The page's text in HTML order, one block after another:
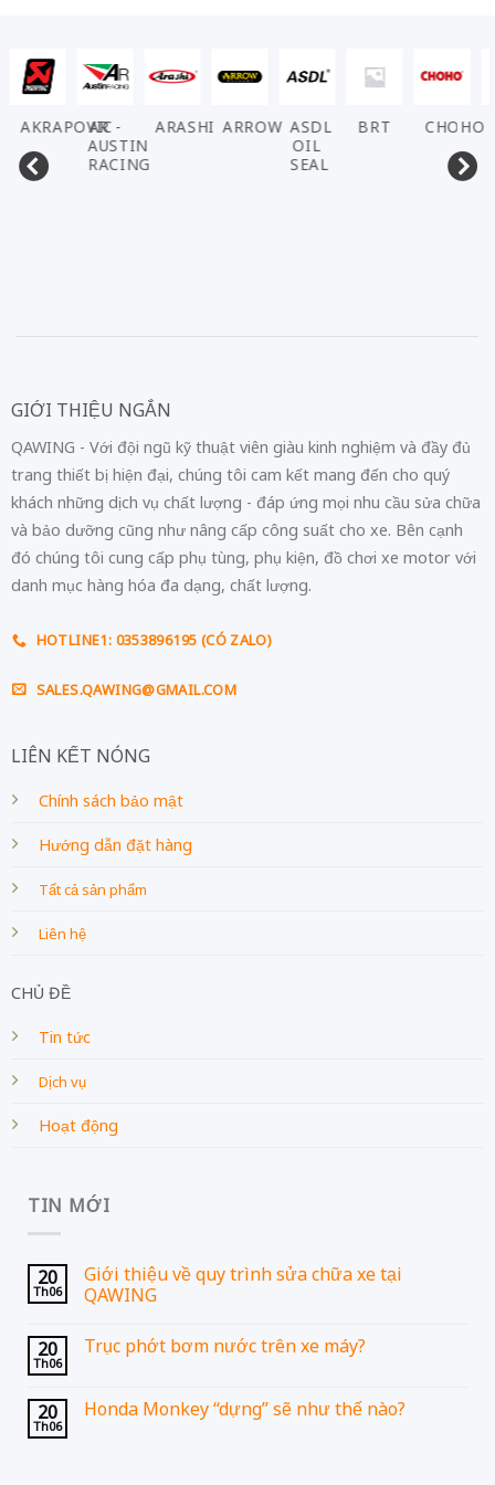
AKRAPOVIC
AR -
AUSTIN
RACING
ARASHI ARROW ASDL
OIL
SEAL
BRT CHOHO
GIỚI THIỆU NGẮN
QAWING - Với đội ngũ kỹ thuật viên giàu kinh nghiệm và đầy đủ
trang thiết bị hiện đại, chúng tôi cam kết mang đến cho quý
khách những dịch vụ chất lượng - đáp ứng mọi nhu cầu sửa chữa
và bảo dưỡng cũng như nâng cấp công suất cho xe. Bên cạnh
đó chúng tôi cung cấp phụ tùng, phụ kiện, đồ chơi xe motor với
danh mục hàng hóa đa dạng, chất lượng.
HOTLINE1: 0353896195 (CÓ ZALO)
SALES.QAWING@GMAIL.COM
LIÊN KẾT NÓNG
Chính sách bảo mật
Hướng dẫn đặt hàng
Tất cả sản phẩm
Liên hệ
CHỦ ĐỀ
Tin tức
Dịch vụ
Hoạt động
TIN MỚI
20
Th06
Giới thiệu về quy trình sửa chữa xe tại
QAWING
20
Th06
Trục phớt bơm nước trên xe máy?
20
Th06
Honda Monkey “dựng” sẽ như thế nào?